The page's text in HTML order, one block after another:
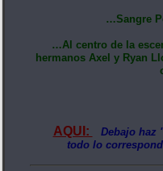
…Sangre
…Al centro de la
hermanos Axel y Ryan
AQUI:
Debajo haz
todo lo